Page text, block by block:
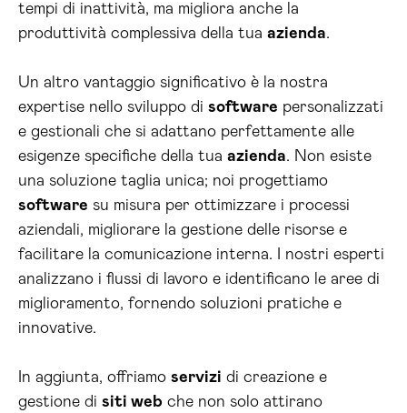
tempi di inattività, ma migliora anche la
produttività complessiva della tua azienda.
Un altro vantaggio significativo è la nostra
expertise nello sviluppo di software personalizzati
e gestionali che si adattano perfettamente alle
esigenze specifiche della tua azienda. Non esiste
una soluzione taglia unica; noi progettiamo
software su misura per ottimizzare i processi
aziendali, migliorare la gestione delle risorse e
facilitare la comunicazione interna. I nostri esperti
analizzano i flussi di lavoro e identificano le aree di
miglioramento, fornendo soluzioni pratiche e
innovative.
In aggiunta, offriamo servizi di creazione e
gestione di siti web che non solo attirano